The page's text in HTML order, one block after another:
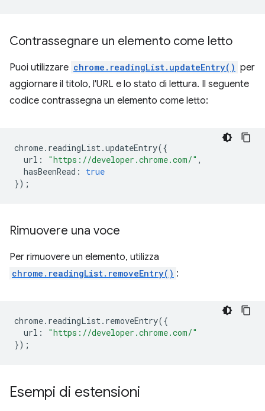
Contrassegnare un elemento come letto
Puoi utilizzare chrome.readingList.updateEntry() per
aggiornare il titolo, l'URL e lo stato di lettura. Il seguente
codice contrassegna un elemento come letto:
chrome. readingList .updateEntry({
url : "https://developer.chrome.com/" ,
hasBeenRead :
true
});
Rimuovere una voce
Per rimuovere un elemento, utilizza
chrome.readingList.removeEntry() :
chrome. readingList . removeEntry({
url :
"https://developer.chrome.com/"
});
Esempi di estensioni